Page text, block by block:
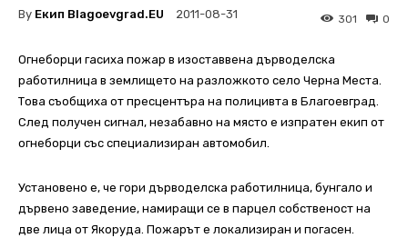
By Екип Blagoevgrad.EU 2011-08-31 0
301
Огнеборци гасиха пожар в изоставвена дърводелска
работилница в землището на разложкото село Черна Места.
Това съобщиха от пресцентъра на полицивта в Благоевград.
След получен сигнал, незабавно на място е изпратен екип от
огнеборци със специализиран автомобил.
Установено е, че гори дърводелска работилница, бунгало и
дървено заведение, намиращи се в парцел собственост на
две лица от Якоруда. Пожарът е локализиран и погасен.